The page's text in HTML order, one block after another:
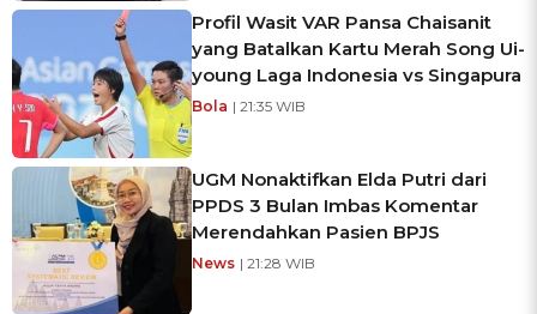
Profil Wasit VAR Pansa Chaisanit
yang Batalkan Kartu Merah Song Ui-
young Laga Indonesia vs Singapura
Bola | 21:35 WIB
UGM Nonaktifkan Elda Putri dari
PPDS 3 Bulan Imbas Komentar
Merendahkan Pasien BPJS
News | 21:28 WIB